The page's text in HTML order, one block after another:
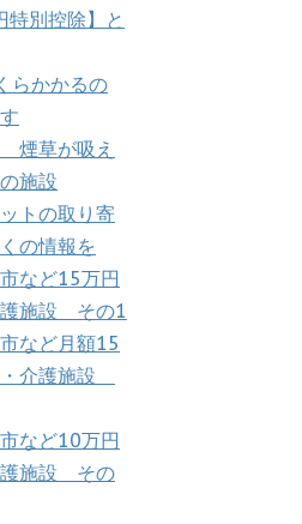
別控除】と
らかかるの
煙草が吸え
施設
トの取り寄
の情報を
など15万円
護施設 その1
など月額15
介護施設
など10万円
護施設 その